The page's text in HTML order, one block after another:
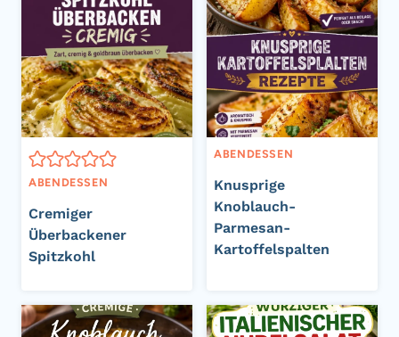
ABENDESSEN
Cremiger
Überbackener
Spitzkohl
ABENDESSEN
Knusprige
Knoblauch-
Parmesan-
Kartoffelspalten